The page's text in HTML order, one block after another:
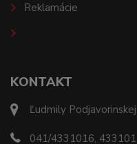
KONTAKT
Ľudmily
041/4331016,
Reklamácie